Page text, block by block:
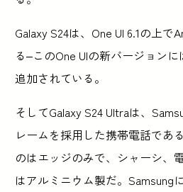
Galaxy S24は、One UI 6.1の上で
る–このOne UIの新バージョン
追加されている。
そしてGalaxy S24 Ultraは、
レームを採用した携帯電話であ
のはエッジのみで、シャーシ、
はアルミニウム製だ。Samsung